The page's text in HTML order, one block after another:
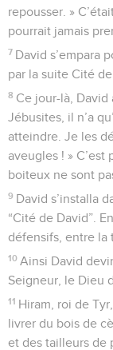
repousser. »
pourrait jamais
7 David s’empara
par la suite Cité de
8 Ce jour-là, David
Jébusites, il n’a
atteindre. Je les
aveugles ! » C’est
boiteux ne sont
9 David s’installa
“Cité de David”.
défensifs, entre la
10 Ainsi David
Seigneur, le Dieu
11 Hiram, roi de
livrer du bois de
et des tailleurs de